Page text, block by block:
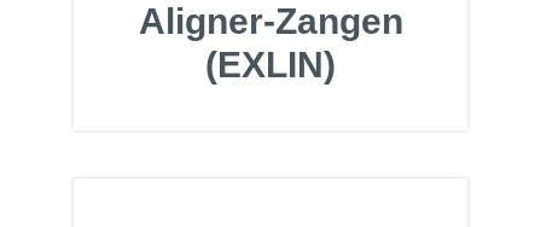
Aligner-Zangen
(EXLIN)